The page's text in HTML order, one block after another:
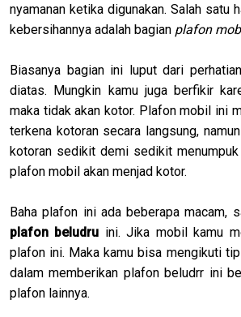
nyamanan ketika digunakan. Salah satu
kebersihannya adalah bagian plafon
Biasanya bagian ini luput dari
diatas. Mungkin kamu juga berfikir
maka tidak akan kotor. Plafon mobil ini
terkena kotoran secara langsung,
kotoran sedikit demi sedikit menumpuk
plafon mobil akan menjad kotor.
Baha plafon ini ada beberapa macam,
plafon beludru ini. Jika mobil kamu
plafon ini. Maka kamu bisa mengikuti
dalam memberikan plafon beludrr ini
plafon lainnya.